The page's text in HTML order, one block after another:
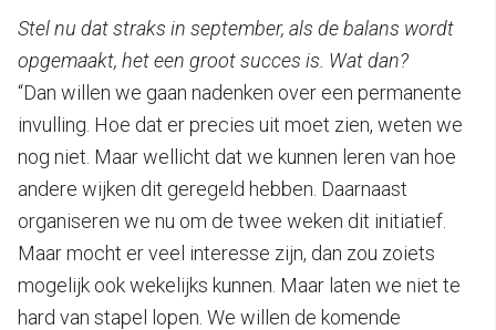
Stel nu dat straks in september, als de balans wordt
opgemaakt, het een groot succes is. Wat dan?
“Dan willen we gaan nadenken over een permanente
invulling. Hoe dat er precies uit moet zien, weten we
nog niet. Maar wellicht dat we kunnen leren van hoe
andere wijken dit geregeld hebben. Daarnaast
organiseren we nu om de twee weken dit initiatief.
Maar mocht er veel interesse zijn, dan zou zoiets
mogelijk ook wekelijks kunnen. Maar laten we niet te
hard van stapel lopen. We willen de komende